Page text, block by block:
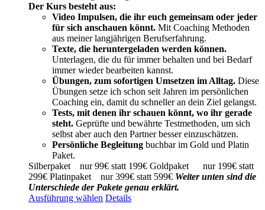
Der Kurs besteht aus:
Video Impulsen, die ihr euch gemeinsam oder jeder
für sich anschauen könnt. Mit Coaching Methoden
aus meiner langjährigen Berufserfahrung.
Texte, die heruntergeladen werden können.
Unterlagen, die du für immer behalten und bei Bedarf
immer wieder bearbeiten kannst.
Übungen, zum sofortigen Umsetzen im Alltag. Diese
Übungen setze ich schon seit Jahren im persönlichen
Coaching ein, damit du schneller an dein Ziel gelangst.
Tests, mit denen ihr schauen könnt, wo ihr gerade
steht. Geprüfte und bewährte Testmethoden, um sich
selbst aber auch den Partner besser einzuschätzen.
Persönliche Begleitung buchbar im Gold und Platin
Paket.
Silberpaket nur 99€ statt 199€ Goldpaket nur 199€ statt
299€ Platinpaket nur 399€ statt 599€ Weiter unten sind die
Unterschiede der Pakete genau erklärt.
Ausführung wählen Dieses
Details